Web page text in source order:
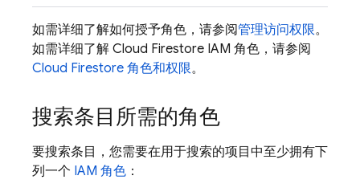
如需详细了解如何授予角色，请参阅管理访问权限。
如需详细了解 Cloud Firestore IAM 角色，请参阅
Cloud Firestore 角色和权限。
搜索条目所需的角色
要搜索条目，您需要在用于搜索的项目中至少拥有下
列一个 IAM 角色 ：